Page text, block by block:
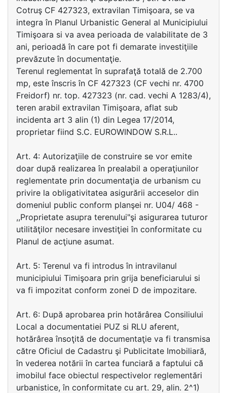
Cotruş CF 427323, extravilan Timişoara, se va
integra în Planul Urbanistic General al Municipiului
Timişoara si va avea perioada de valabilitate de 3
ani, perioadă în care pot fi demarate investiţiile
prevăzute în documentaţie.
Terenul reglementat în suprafaţă totală de 2.700
mp, este înscris în CF 427323 (CF vechi nr. 4700
Freidorf) nr. top. 427323 (nr. cad. vechi A 1283/4),
teren arabil extravilan Timişoara, aflat sub
incidenta art 3 alin (1) din Legea 17/2014,
proprietar fiind S.C. EUROWINDOW S.R.L..
Art. 4: Autorizaţiile de construire se vor emite
doar după realizarea în prealabil a operaţiunilor
reglementate prin documentaţia de urbanism cu
privire la obligativitatea asigurării acceselor din
domeniul public conform planşei nr. U04/ 468 -
,,Proprietate asupra terenului"şi asigurarea tuturor
utilităţilor necesare investiţiei în conformitate cu
Planul de acţiune asumat.
Art. 5: Terenul va fi introdus în intravilanul
municipiului Timişoara prin grija beneficiarului si
va fi impozitat conform zonei D de impozitare.
Art. 6: După aprobarea prin hotărârea Consiliului
Local a documentatiei PUZ si RLU aferent,
hotărârea însoţită de documentaţie va fi transmisa
către Oficiul de Cadastru şi Publicitate Imobiliară,
în vederea notării în cartea funciară a faptului că
imobilul face obiectul respectivelor reglementări
urbanistice, în conformitate cu art. 29, alin. 2^1)